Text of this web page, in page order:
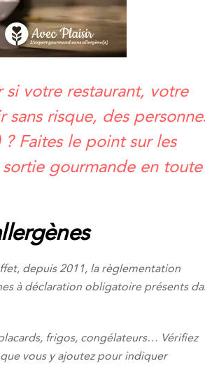
si votre restaurant, votre
risque, des
Faites le point sur les
gourmande en toute
depuis 2011, la règlementation
à déclaration obligatoire présents
frigos, congélateurs… Vérifiez
vous y ajoutez pour indiquer